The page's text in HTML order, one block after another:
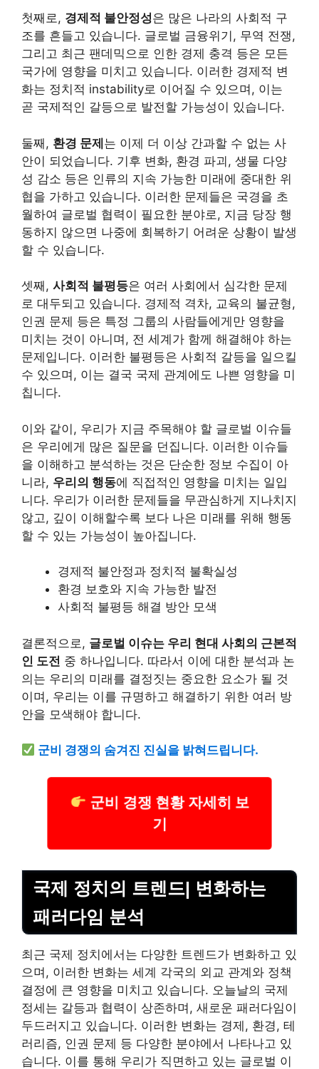
첫째로, 경제적 불안정성은 많은 나라의 사회적 구
조를 흔들고 있습니다. 글로벌 금융위기, 무역 전쟁,
그리고 최근 팬데믹으로 인한 경제 충격 등은 모든
국가에 영향을 미치고 있습니다. 이러한 경제적 변
화는 정치적 instability로 이어질 수 있으며, 이는
곧 국제적인 갈등으로 발전할 가능성이 있습니다.
둘째, 환경 문제는 이제 더 이상 간과할 수 없는 사
안이 되었습니다. 기후 변화, 환경 파괴, 생물 다양
성 감소 등은 인류의 지속 가능한 미래에 중대한 위
협을 가하고 있습니다. 이러한 문제들은 국경을 초
월하여 글로벌 협력이 필요한 분야로, 지금 당장 행
동하지 않으면 나중에 회복하기 어려운 상황이 발생
할 수 있습니다.
셋째, 사회적 불평등은 여러 사회에서 심각한 문제
로 대두되고 있습니다. 경제적 격차, 교육의 불균형,
인권 문제 등은 특정 그룹의 사람들에게만 영향을
미치는 것이 아니며, 전 세계가 함께 해결해야 하는
문제입니다. 이러한 불평등은 사회적 갈등을 일으킬
수 있으며, 이는 결국 국제 관계에도 나쁜 영향을 미
칩니다.
이와 같이, 우리가 지금 주목해야 할 글로벌 이슈들
은 우리에게 많은 질문을 던집니다. 이러한 이슈들
을 이해하고 분석하는 것은 단순한 정보 수집이 아
니라, 우리의 행동에 직접적인 영향을 미치는 일입
니다. 우리가 이러한 문제들을 무관심하게 지나치지
않고, 깊이 이해할수록 보다 나은 미래를 위해 행동
할 수 있는 가능성이 높아집니다.
경제적 불안정과 정치적 불확실성
환경 보호와 지속 가능한 발전
사회적 불평등 해결 방안 모색
결론적으로, 글로벌 이슈는 우리 현대 사회의 근본적
인 도전 중 하나입니다. 따라서 이에 대한 분석과 논
의는 우리의 미래를 결정짓는 중요한 요소가 될 것
이며, 우리는 이를 규명하고 해결하기 위한 여러 방
안을 모색해야 합니다.
군비 경쟁의 숨겨진 진실을 밝혀드립니다.
군비 경쟁 현황 자세히 보
기
국제 정치의 트렌드| 변화하는
패러다임 분석
최근 국제 정치에서는 다양한 트렌드가 변화하고 있
으며, 이러한 변화는 세계 각국의 외교 관계와 정책
결정에 큰 영향을 미치고 있습니다. 오늘날의 국제
정세는 갈등과 협력이 상존하며, 새로운 패러다임이
두드러지고 있습니다. 이러한 변화는 경제, 환경, 테
러리즘, 인권 문제 등 다양한 분야에서 나타나고 있
습니다. 이를 통해 우리가 직면하고 있는 글로벌 이